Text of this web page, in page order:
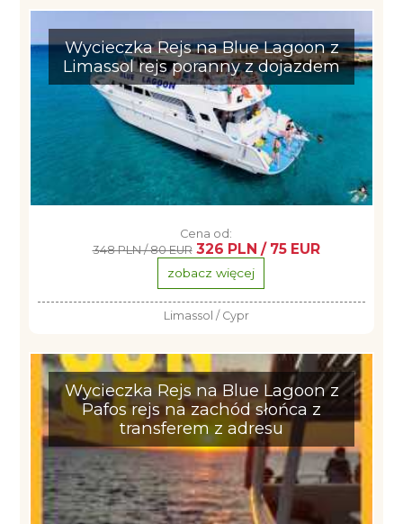
Wycieczka Rejs na Blue Lagoon z
Limassol rejs poranny z dojazdem
Cena od:
348 PLN / 80 EUR 326 PLN / 75 EUR
zobacz więcej
Limassol / Cypr
Wycieczka Rejs na Blue Lagoon z
Pafos rejs na zachód słońca z
transferem z adresu